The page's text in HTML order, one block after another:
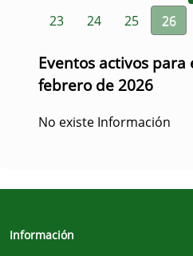
23 24 25 26
Eventos activos para
febrero de 2026
No existe Información
Información